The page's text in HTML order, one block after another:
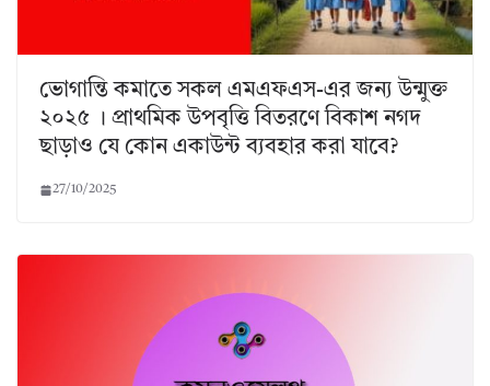
ভোগান্তি কমাতে সকল এমএফএস-এর জন্য উন্মুক্ত
২০২৫ । প্রাথমিক উপবৃত্তি বিতরণে বিকাশ নগদ
ছাড়াও যে কোন একাউন্ট ব্যবহার করা যাবে?
27/10/2025